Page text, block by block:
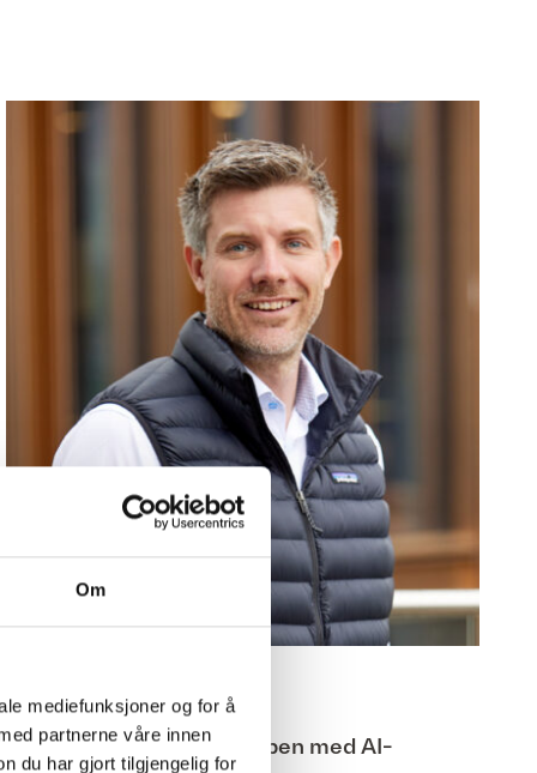
Om
mediefunksjoner og for å
partnerne våre innen
du har gjort tilgjengelig for
Ferd styrker konsernstaben med AI-